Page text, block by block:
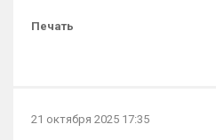
Печать
21 октября 2025 17:35